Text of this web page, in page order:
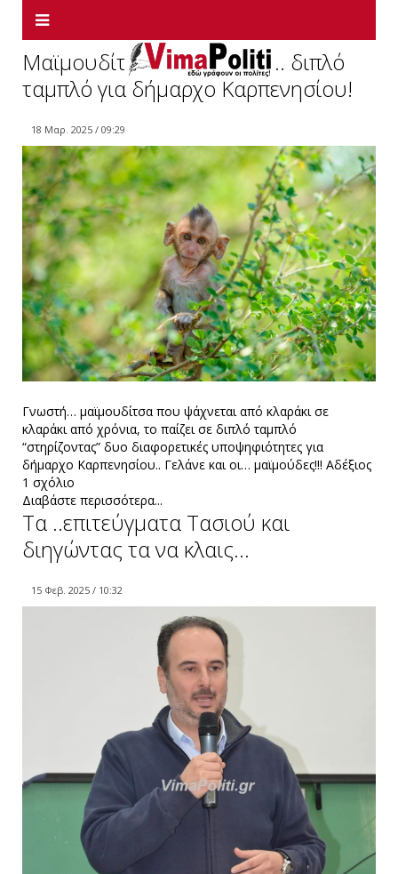
Μαϊμουδίτσα το παίζει σε… διπλό
ταμπλό για δήμαρχο Καρπενησίου!
18 Μαρ. 2025 / 09:29
Γνωστή… μαϊμουδίτσα που ψάχνεται από κλαράκι σε
κλαράκι από χρόνια, το παίζει σε διπλό ταμπλό
“στηρίζοντας” δυο διαφορετικές υποψηφιότητες για
δήμαρχο Καρπενησίου.. Γελάνε και οι… μαϊμούδες!!! Αδέξιος
1 σχόλιο
Διαβάστε περισσότερα...
Τα ..επιτεύγματα Τασιού και
διηγώντας τα να κλαις…
15 Φεβ. 2025 / 10:32